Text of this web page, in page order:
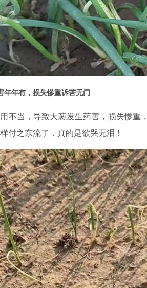
年年有，损失惨重诉苦无门
不当，导致大葱发生药害，损失惨重
付之东流了，真的是欲哭无泪！